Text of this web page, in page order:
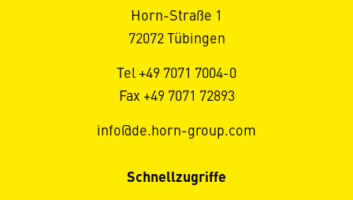
Horn-Straße 1
72072 Tübingen
Tel +49 7071 7004-0
Fax +49 7071 72893
info@de.horn-group.com
Schnellzugriffe